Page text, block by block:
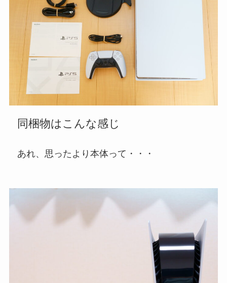
同梱物はこんな感じ
あれ、思ったより本体って・・・